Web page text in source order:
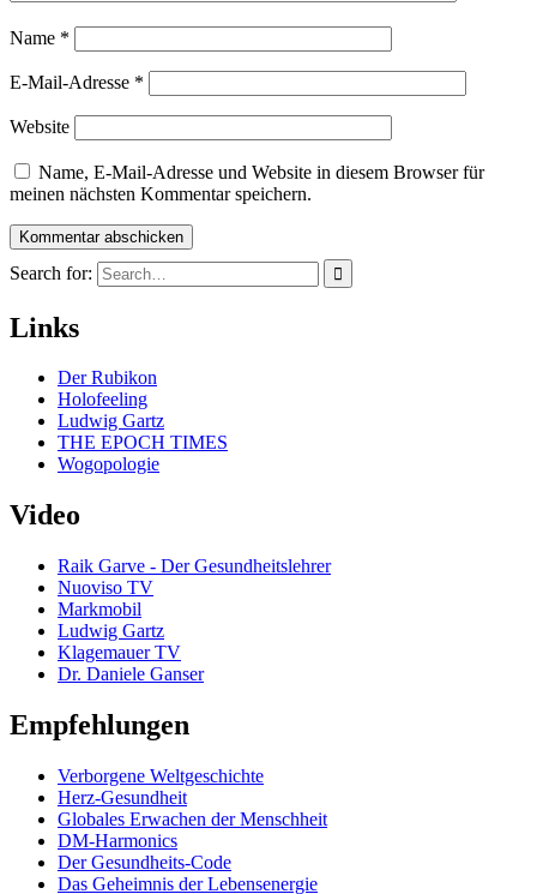
Name *
E-Mail-Adresse *
Website
Name, E-Mail-Adresse und Website in diesem Browser für
meinen nächsten Kommentar speichern.
Search for:
Links
Der Rubikon
Holofeeling
Ludwig Gartz
THE EPOCH TIMES
Wogopologie
Video
Raik Garve - Der Gesundheitslehrer
Nuoviso TV
Markmobil
Ludwig Gartz
Klagemauer TV
Dr. Daniele Ganser
Empfehlungen
Verborgene Weltgeschichte
Herz-Gesundheit
Globales Erwachen der Menschheit
DM-Harmonics
Der Gesundheits-Code
Das Geheimnis der Lebensenergie